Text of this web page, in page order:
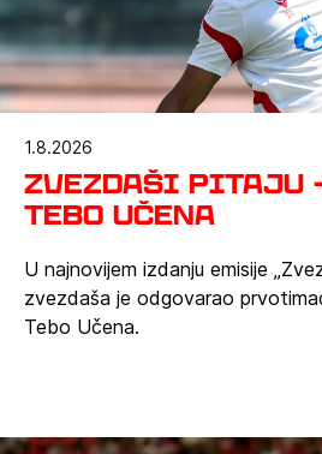
1.8.2026
Zvezdaši pitaju
Tebo Učena
U najnovijem izdanju emisije
zvezdaša je odgovarao
Tebo Učena.